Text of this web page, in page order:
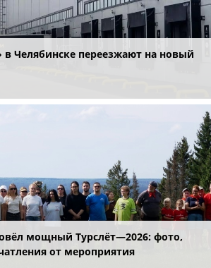
Челябинске переезжают на новый
мощный Турслёт—2026: фото,
от мероприятия